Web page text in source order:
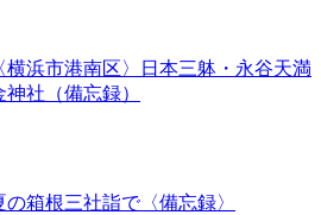
横浜市港南区〉日本三躰・永谷天満
社（備忘録）
箱根三社詣で〈備忘録〉